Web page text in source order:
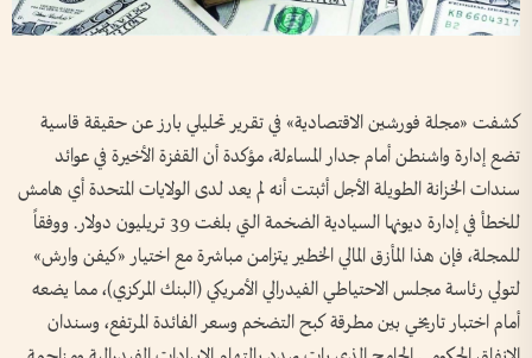
كشفت «مجلة فورشين الاقتصادية» في تقرير تحليلي بارز عن حقيقة قاسية
تضع إدارة واشنطن أمام جدار المساءلة، مؤكدة أن القفزة الأخيرة في عوائد
سندات الخزانة الطويلة الأجل أثبتت أنه لم يعد لدى الولايات المتحدة أي هامش
للخطأ في إدارة ديونها السيادية الضخمة التي بلغت 39 تريليون دولار. ووفقاً
للمجلة، فإن هذا المأزق المالي الخطير يتزامن مباشرة مع اختيار «كيفن وارش»
لتولي رئاسة مجلس الاحتياطي الفيدرالي الأمريكي (البنك المركزي)، مما يضعه
أمام اختبار تاريخي بين مطرقة كبح التضخم وسعر الفائدة المرتفع، وسندان